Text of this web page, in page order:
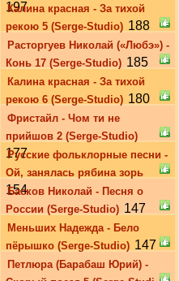
197
Калина красная - За тихой
рекою 5 (Serge-Studio) 188
Расторгуев Николай («Любэ») -
Конь 17 (Serge-Studio) 185
Калина красная - За тихой
рекою 6 (Serge-Studio) 180
Фристайл - Чом ти не
прийшов 2 (Serge-Studio)
177
Русские фольклорные песни -
Ой, занялась рябина зорь
154
Басков Николай - Песня о
России (Serge-Studio) 147
Меньших Надежда - Бело
пёрышко (Serge-Studio) 147
Петлюра (Барабаш Юрий) -